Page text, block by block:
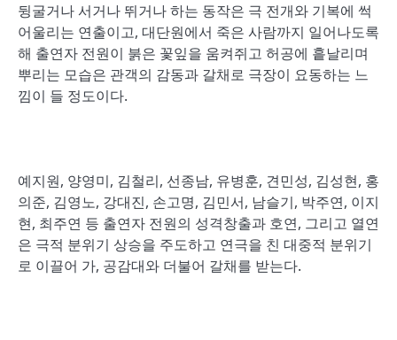
뒹굴거나 서거나 뛰거나 하는 동작은 극 전개와 기복에 썩
어울리는 연출이고, 대단원에서 죽은 사람까지 일어나도록
해 출연자 전원이 붉은 꽃잎을 움켜쥐고 허공에 흩날리며
뿌리는 모습은 관객의 감동과 갈채로 극장이 요동하는 느
낌이 들 정도이다.
예지원, 양영미, 김철리, 선종남, 유병훈, 견민성, 김성현, 홍
의준, 김영노, 강대진, 손고명, 김민서, 남슬기, 박주연, 이지
현, 최주연 등 출연자 전원의 성격창출과 호연, 그리고 열연
은 극적 분위기 상승을 주도하고 연극을 친 대중적 분위기
로 이끌어 가, 공감대와 더불어 갈채를 받는다.